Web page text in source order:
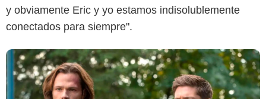
y obviamente Eric y yo estamos indisolublemente
conectados para siempre".